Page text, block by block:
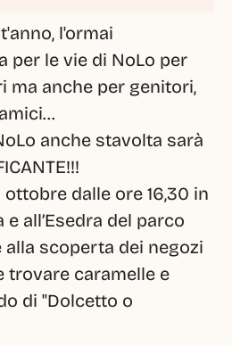
l'ormai
per le vie di NoLo per
ma anche per genitori,
anche stavolta sarà
dalle ore 16,30 in
all’Esedra del parco
scoperta dei negozi
trovare caramelle e
di "Dolcetto o